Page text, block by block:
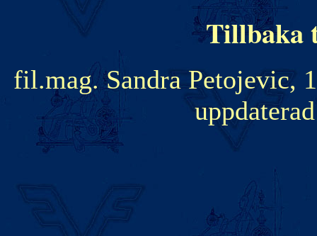
fil.mag. Sandra Petojevic,